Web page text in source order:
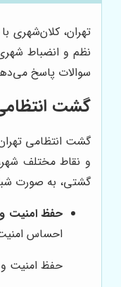
تهران، کلان‌شهری
نظم و انضباط
سوالات پاسخ
گشت
گشت انتظامی
و نقاط مختلف
گشتی، به صورت
حفظ امنیت
احساس
حفظ امنیت